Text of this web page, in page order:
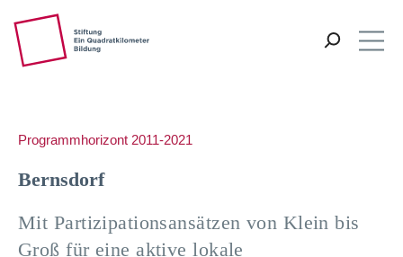
ZUM HAUPTINHALT SPRINGEN
Vorlesen
Programmhorizont 2011-2021
Bernsdorf
Mit Partizipationsansätzen von Klein bis
Groß für eine aktive lokale